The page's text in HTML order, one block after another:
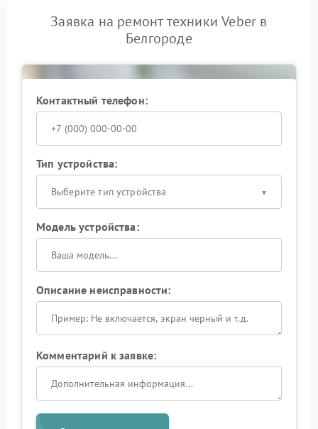
Заявка на ремонт техники Veber в
Белгороде
Контактный телефон:
Тип устройства:
Выберите тип устройства
Модель устройства:
Описание неисправности:
Комментарий к заявке: